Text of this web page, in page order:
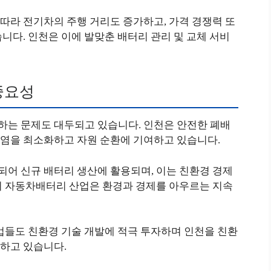
라 전기차의 주행 거리도 증가하고, 가격 경쟁력 또
다. 인천은 이에 발맞춘 배터리 관리 및 교체 서비
성
문제도 대두되고 있습니다. 인천은 안전한 폐배
을 최소화하고 자원 순환에 기여하고 있습니다.
신규 배터리 생산에 활용되며, 이는 친환경 경제
동차배터리 산업은 환경과 경제를 아우르는 지속
도 친환경 기술 개발에 적극 투자하며 인천을 친환
고 있습니다.